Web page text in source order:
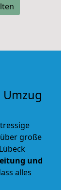
große
und
alles